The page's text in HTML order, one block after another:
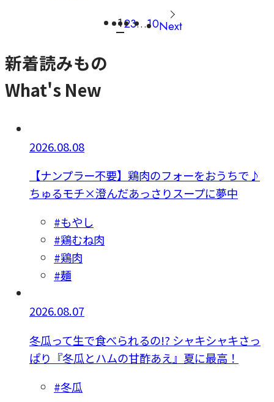
123…10Next
新着読みもの
What's New
2026.08.08
【ナンプラー不要】鶏肉のフォーをおうちで♪
ちゅるモチ×澄んだあっさりスープに夢中
#もやし
#鶏むね肉
#鶏肉
#麺
2026.08.07
冬瓜って生で食べられるの!? シャキシャキさっ
ぱり『冬瓜とハムの甘酢あえ』夏に最高！
#冬瓜